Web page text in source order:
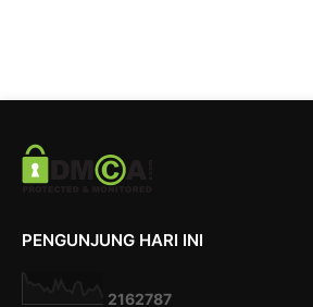
PENGUNJUNG HARI INI
2162787